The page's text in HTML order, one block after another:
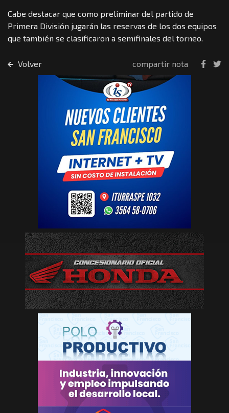
Cabe destacar que como preliminar del partido de
Primera División jugarán las reservas de los dos equipos
que también se clasificaron a semifinales del torneo.
Volver compartir nota